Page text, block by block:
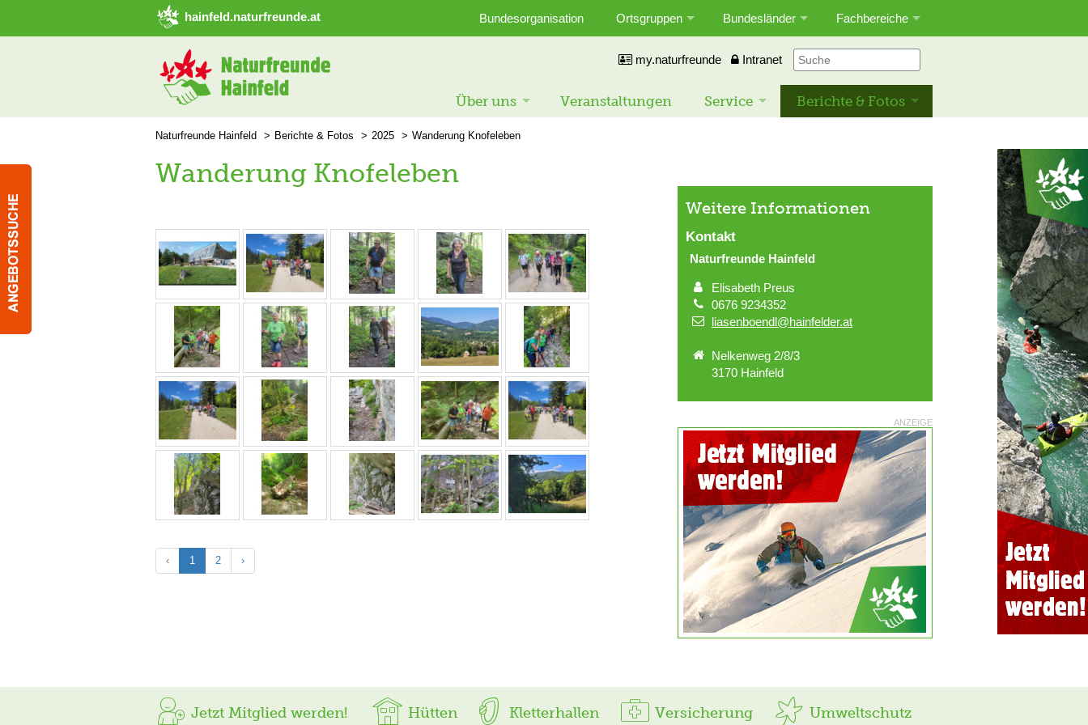
➜ Hauptregion der Seite anspringen
hainfeld.naturfreunde.at Bundesorganisation Ortsgruppen Bundesländer Fachbereiche
my.naturfreunde Intranet
Über uns Veranstaltungen Service Berichte & Fotos
Naturfreunde Hainfeld Berichte & Fotos 2025 Wanderung Knofeleben
Wanderung Knofeleben
‹ 1 2 ›
Weitere Informationen
Kontakt
Naturfreunde Hainfeld
Elisabeth Preus
0676 9234352
liasenboendl@hainfelder.at
Nelkenweg 2/8/3
3170 Hainfeld
ANZEIGE
Jetzt Mitglied werden! Hütten Kletterhallen Versicherung Umweltschutz